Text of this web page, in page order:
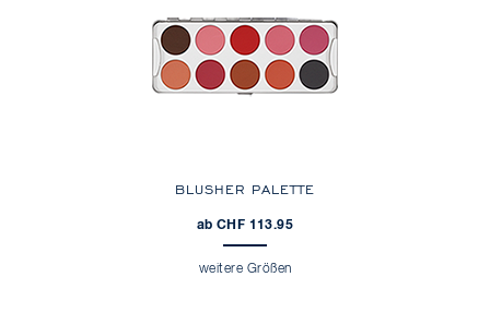
BLUSHER PALETTE
ab CHF 113.95
weitere Größen